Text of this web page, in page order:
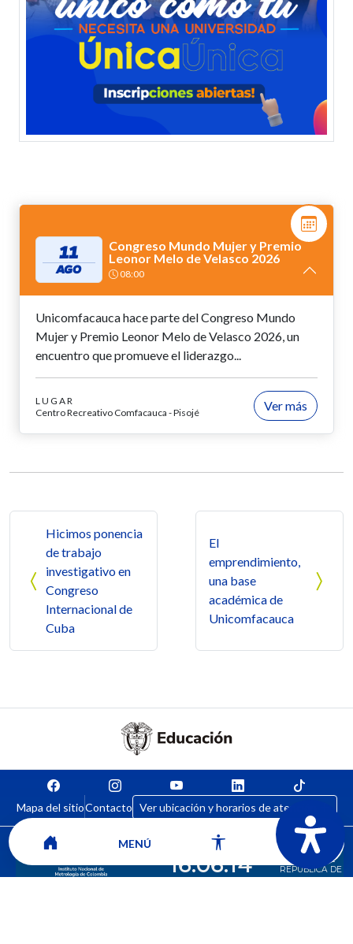
11
AGO
Congreso Mundo Mujer y Premio
Leonor Melo de Velasco 2026
08:00
Unicomfacauca hace parte del Congreso Mundo
Mujer y Premio Leonor Melo de Velasco 2026, un
encuentro que promueve el liderazgo...
LUGAR
Centro Recreativo Comfacauca - Pisojé
Ver más
Hicimos ponencia
de trabajo
investigativo en
Congreso
Internacional de
Cuba
El
emprendimiento,
una base
académica de
Unicomfacauca
Mapa del sitioContacto Ver ubicación y horarios de atención
MENÚ